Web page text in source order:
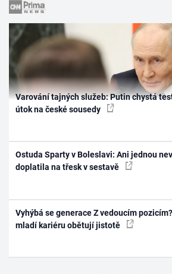
Varování tajných služeb: Putin chystá
útok na české sousedy
Ostuda Sparty v Boleslavi: Ani jednou
doplatila na třesk v sestavě
Vyhýbá se generace Z vedoucím
mladí kariéru obětují jistotě